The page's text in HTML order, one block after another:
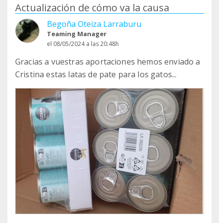
Actualización de cómo va la causa
Begoña Oteiza Larraburu
Teaming Manager
el 08/05/2024 a las 20:48h
Gracias a vuestras aportaciones hemos enviado a
Cristina estas latas de pate para los gatos...